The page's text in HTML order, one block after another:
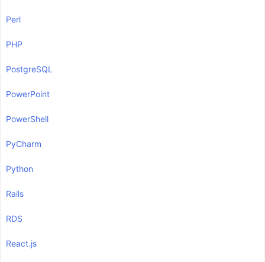
Perl
PHP
PostgreSQL
PowerPoint
PowerShell
PyCharm
Python
Rails
RDS
React.js